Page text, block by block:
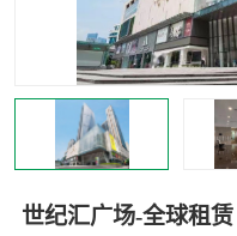
世纪汇广场-全球租赁
宝安区
兴东
福田华强北